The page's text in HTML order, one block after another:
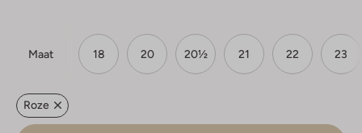
Maat 18 20 20½ 21 22 23
Roze